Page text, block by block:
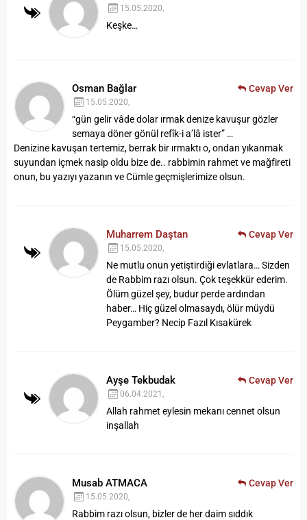
15.05.2020,
Keşke…
Osman Bağlar
15.05.2020,
“gün gelir vâde dolar ırmak denize kavuşurgözler
semaya döner gönül refîk-i a’lâ ister” …
Denizine kavuşan tertemiz, berrak bir ırmaktı o, ondan yıkanmak
suyundan içmek nasip oldu bize de.. rabbimin rahmet ve mağfireti
onun, bu yazıyı yazanın ve Cümle geçmişlerimize olsun.
Cevap Ver
Muharrem Daştan
15.05.2020,
Ne mutlu onun yetiştirdiği evlatlara… Sizden
de Rabbim razı olsun. Çok teşekkür ederim.
Ölüm güzel şey, budur perde ardından
haber… Hiç güzel olmasaydı, ölür müydü
Peygamber? Necip Fazıl Kısakürek
Cevap Ver
Ayşe Tekbudak
06.04.2021,
Allah rahmet eylesin mekanı cennet olsun
inşallah
Cevap Ver
Musab ATMACA
15.05.2020,
Rabbim razı olsun, bizler de her daim sıddık
Cevap Ver